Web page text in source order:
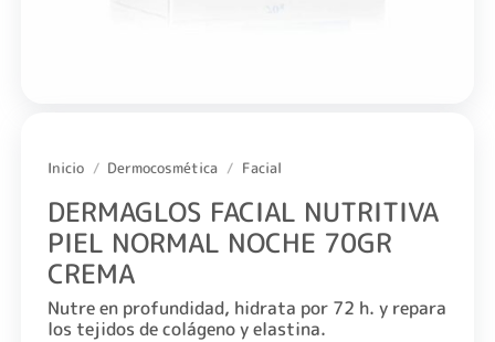
Inicio / Dermocosmética / Facial
DERMAGLOS FACIAL NUTRITIVA
PIEL NORMAL NOCHE 70GR
CREMA
Nutre en profundidad, hidrata por 72 h. y repara
los tejidos de colágeno y elastina.